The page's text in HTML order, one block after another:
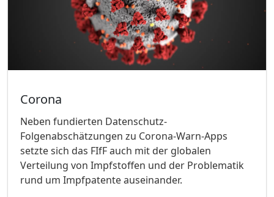
Corona
Neben fundierten Datenschutz-
Folgenabschätzungen zu Corona-Warn-Apps
setzte sich das FIfF auch mit der globalen
Verteilung von Impfstoffen und der Problematik
rund um Impfpatente auseinander.